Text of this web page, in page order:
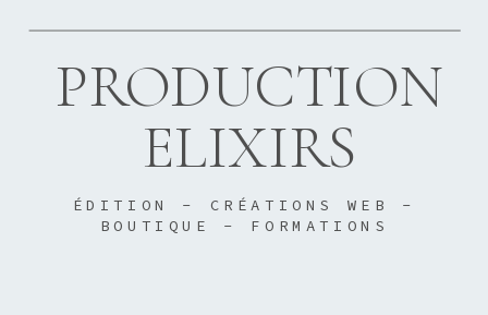
PRODUCTION
ELIXIRS
ÉDITION - CRÉATIONS WEB -
BOUTIQUE - FORMATIONS